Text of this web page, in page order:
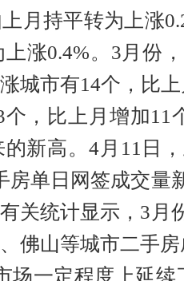
月持平转为上涨
上涨0.4%。3月份
城市有14个，比
，比上月增加11
新高。4月11日
房单日网签成交量
关统计显示，3月
佛山等城市二手
场一定程度上延